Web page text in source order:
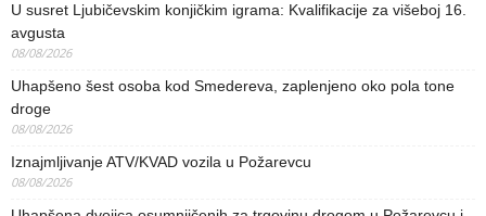
U susret Ljubičevskim konjičkim igrama: Kvalifikacije za višeboj 16.
avgusta
08/08/2026
Uhapšeno šest osoba kod Smedereva, zaplenjeno oko pola tone
droge
08/08/2026
Iznajmljivanje ATV/KVAD vozila u Požarevcu
08/08/2026